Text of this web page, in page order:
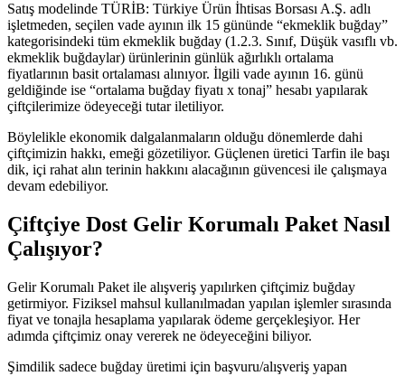
Satış modelinde TÜRİB: Türkiye Ürün İhtisas Borsası A.Ş. adlı
işletmeden, seçilen vade ayının ilk 15 gününde “ekmeklik buğday”
kategorisindeki tüm ekmeklik buğday (1.2.3. Sınıf, Düşük vasıflı vb.
ekmeklik buğdaylar) ürünlerinin günlük ağırlıklı ortalama
fiyatlarının basit ortalaması alınıyor. İlgili vade ayının 16. günü
geldiğinde ise “ortalama buğday fiyatı x tonaj” hesabı yapılarak
çiftçilerimize ödeyeceği tutar iletiliyor.
Böylelikle ekonomik dalgalanmaların olduğu dönemlerde dahi
çiftçimizin hakkı, emeği gözetiliyor. Güçlenen üretici Tarfin ile başı
dik, içi rahat alın terinin hakkını alacağının güvencesi ile çalışmaya
devam edebiliyor.
Çiftçiye Dost Gelir Korumalı Paket Nasıl
Çalışıyor?
Gelir Korumalı Paket ile alışveriş yapılırken çiftçimiz buğday
getirmiyor. Fiziksel mahsul kullanılmadan yapılan işlemler sırasında
fiyat ve tonajla hesaplama yapılarak ödeme gerçekleşiyor. Her
adımda çiftçimiz onay vererek ne ödeyeceğini biliyor.
Şimdilik sadece buğday üretimi için başvuru/alışveriş yapan